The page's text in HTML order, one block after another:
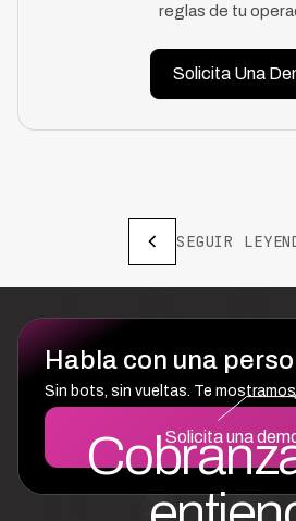
reglas de tu
Solicita Una
SEGUIR
Habla con una
Sin bots, sin vueltas. Te mostramos
Solicita una